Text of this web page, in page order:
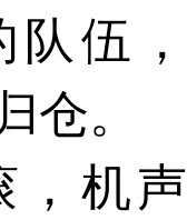
伍，
。
机声